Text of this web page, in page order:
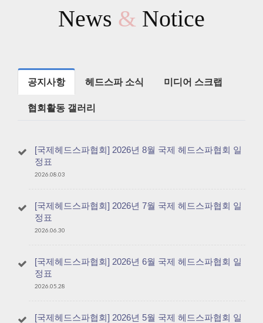
News & Notice
공지사항 헤드스파 소식 미디어 스크랩
협회활동 갤러리
[국제헤드스파협회] 2026년 8월 국제 헤드스파협회 일
정표
2026.08.03
[국제헤드스파협회] 2026년 7월 국제 헤드스파협회 일
정표
2026.06.30
[국제헤드스파협회] 2026년 6월 국제 헤드스파협회 일
정표
2026.05.28
[국제헤드스파협회] 2026년 5월 국제 헤드스파협회 일